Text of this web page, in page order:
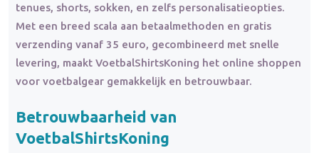
tenues, shorts, sokken, en zelfs personalisatieopties.
Met een breed scala aan betaalmethoden en gratis
verzending vanaf 35 euro, gecombineerd met snelle
levering, maakt VoetbalShirtsKoning het online shoppen
voor voetbalgear gemakkelijk en betrouwbaar.
Betrouwbaarheid van
VoetbalShirtsKoning